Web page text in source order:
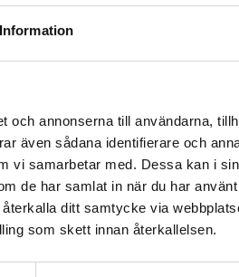
Information
och annonserna till användarna,
även sådana identifierare och
vi samarbetar med. Dessa kan i
de har samlat in när du har
ditt samtycke via
som skett innan återkallelsen.